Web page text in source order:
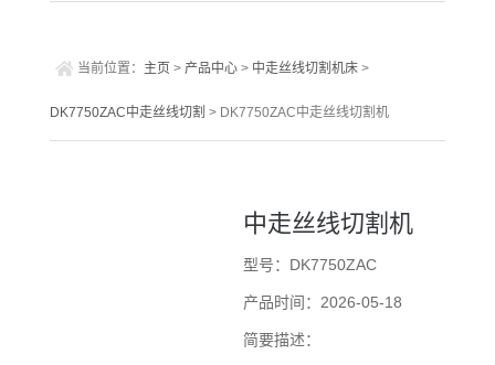
当前位置： 主页 > 产品中心 > 中走丝线切割机床 >
DK7750ZAC中走丝线切割 > DK7750ZAC中走丝线切割机
中走丝线切割机
型号：DK7750ZAC
产品时间：2026-05-18
简要描述：